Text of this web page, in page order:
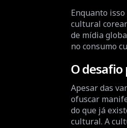
Enquanto
cultural
de mídia
no consumo
O
Apesar das
ofuscar
do que já
cultural. A